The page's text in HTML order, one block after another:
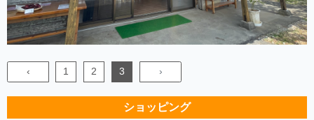
‹ 1 2 3 ›
ショッピング